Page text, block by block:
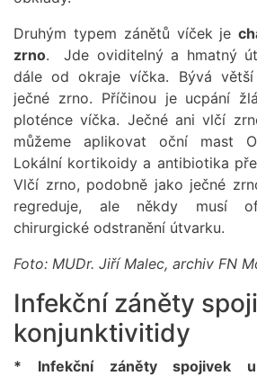
Druhým typem zánětů víček je
zrno.
Jde oviditelný a hmatný
dále od okraje víčka. Bývá
ječné zrno. Příčinou je ucpání
ploténce víčka. Ječné ani vlčí
můžeme aplikovat oční mast
Lokální kortikoidy a antibiotika
Vlčí zrno, podobně jako ječné
regreduje, ale někdy musí
chirurgické odstranění útvarku.
Foto: MUDr. Jiří Malec, archiv FN
Infekční záněty
konjunktivitidy
* Infekční záněty spojivek